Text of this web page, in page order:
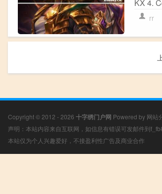
KX 4.
rr
Copyright © 2012 - 2026 十字绣门户网 Powered by 网站
声明：本站内容来自互联网，如信息有错误可发邮件到
本站仅为个人兴趣爱好，不接盈利性广告及商业合作